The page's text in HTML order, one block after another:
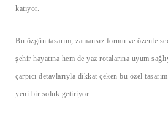
katıyor.
Bu özgün tasarım, zamansız formu ve özenle
şehir hayatına hem de yaz rotalarına uyum
çarpıcı detaylarıyla dikkat çeken bu özel
yeni bir soluk getiriyor.